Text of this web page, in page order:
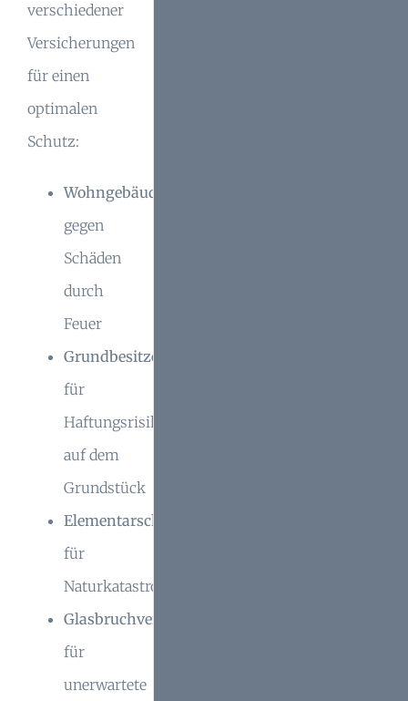
verschiedener
Versicherungen
für einen
optimalen
Schutz:
Wohngebäudeversicherung
gegen
Schäden
durch
Feuer
Grundbesitzerhaftpflicht
für
Haftungsrisiken
auf dem
Grundstück
Elementarschadenversicherung
für
Naturkatastrophen
Glasbruchversicherung
für
unerwartete